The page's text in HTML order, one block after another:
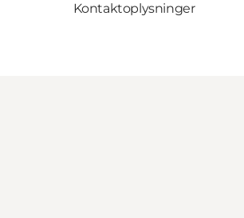
Kontaktoplysninger